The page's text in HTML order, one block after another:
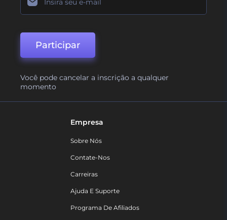
Participar
Você pode cancelar a inscrição a qualquer
momento
Empresa
Sobre Nós
Contate-Nos
Carreiras
Ajuda E Suporte
Programa De Afiliados